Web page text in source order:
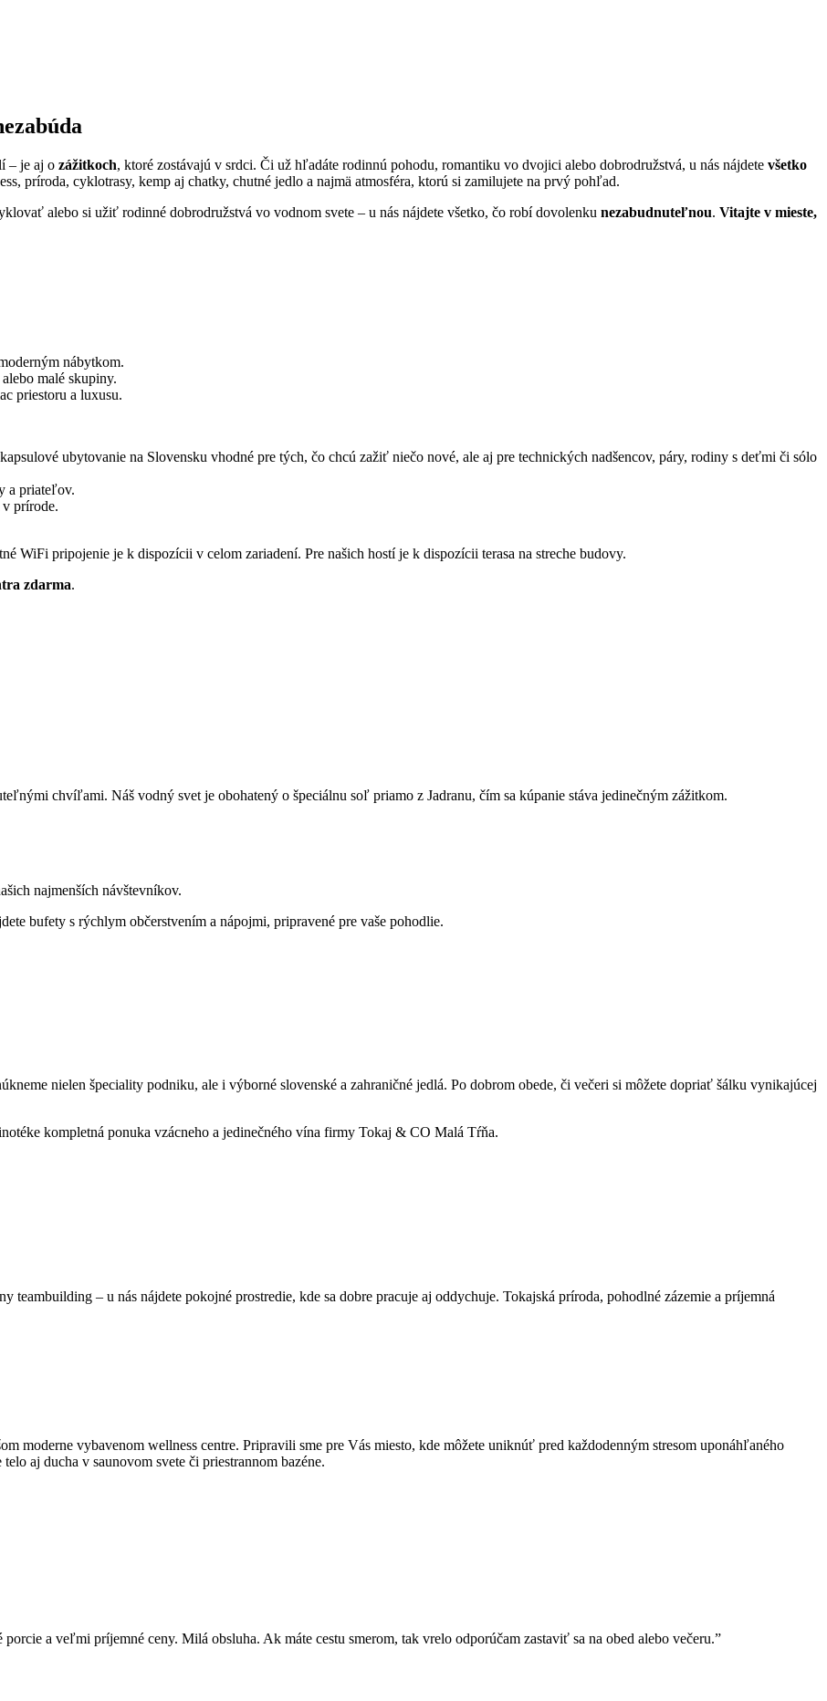
– je aj o zážitkoch, ktoré zostávajú v srdci. Či už hľadáte rodinnú pohodu, romantiku vo dvojici alebo dobrodružstvá, u nás nájdete všetko
príroda, cyklotrasy, kemp aj chatky, chutné jedlo a najmä atmosféra, ktorú si zamilujete na prvý pohľad.
alebo si užiť rodinné dobrodružstvá vo vodnom svete – u nás nájdete všetko, čo robí dovolenku nezabudnuteľnou. Vitajte v mieste,
nábytkom.
malé skupiny.
priestoru a luxusu.
ubytovanie na Slovensku vhodné pre tých, čo chcú zažiť niečo nové, ale aj pre technických nadšencov, páry, rodiny s deťmi či sólo
a priateľov.
prírode.
WiFi pripojenie je k dispozícii v celom zariadení. Pre našich hostí je k dispozícii terasa na streche budovy.
zdarma.
chvíľami. Náš vodný svet je obohatený o špeciálnu soľ priamo z Jadranu, čím sa kúpanie stáva jedinečným zážitkom.
najmenších návštevníkov.
bufety s rýchlym občerstvením a nápojmi, pripravené pre vaše pohodlie.
nielen špeciality podniku, ale i výborné slovenské a zahraničné jedlá. Po dobrom obede, či večeri si môžete dopriať šálku vynikajúcej
kompletná ponuka vzácneho a jedinečného vína firmy Tokaj & CO Malá Tŕňa.
– u nás nájdete pokojné prostredie, kde sa dobre pracuje aj oddychuje. Tokajská príroda, pohodlné zázemie a príjemná
moderne vybavenom wellness centre. Pripravili sme pre Vás miesto, kde môžete uniknúť pred každodenným stresom uponáhľaného
aj ducha v saunovom svete či priestrannom bazéne.
a veľmi príjemné ceny. Milá obsluha. Ak máte cestu smerom, tak vrelo odporúčam zastaviť sa na obed alebo večeru.”